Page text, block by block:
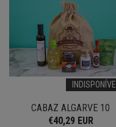
INDISPONÍVEL
CABAZ ALGARVE 10
€40,29 EUR